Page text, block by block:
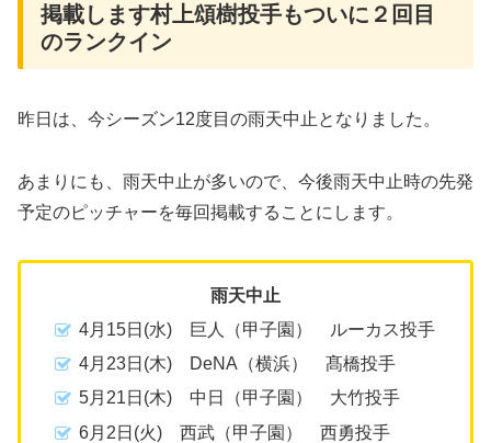
掲載します村上頌樹投手もついに２回目
のランクイン
昨日は、今シーズン12度目の雨天中止となりました。
あまりにも、雨天中止が多いので、今後雨天中止時の先発
予定のピッチャーを毎回掲載することにします。
雨天中止
4月15日(水) 巨人（甲子園） ルーカス投手
4月23日(木) DeNA（横浜） 髙橋投手
5月21日(木) 中日（甲子園） 大竹投手
6月2日(火) 西武（甲子園） 西勇投手